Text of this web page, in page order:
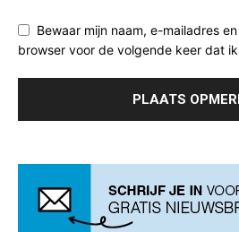
Bewaar mijn naam, e-mailadres
browser voor de volgende keer dat